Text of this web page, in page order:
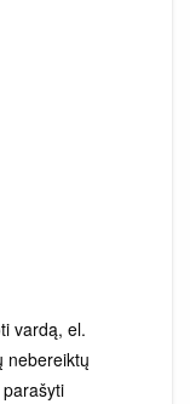
vardą, el.
nebereiktų